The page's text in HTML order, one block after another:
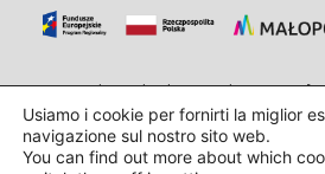
Progettazione e implementazione:
Usiamo i cookie per fornirti la miglior
navigazione sul nostro sito web.
You can find out more about which